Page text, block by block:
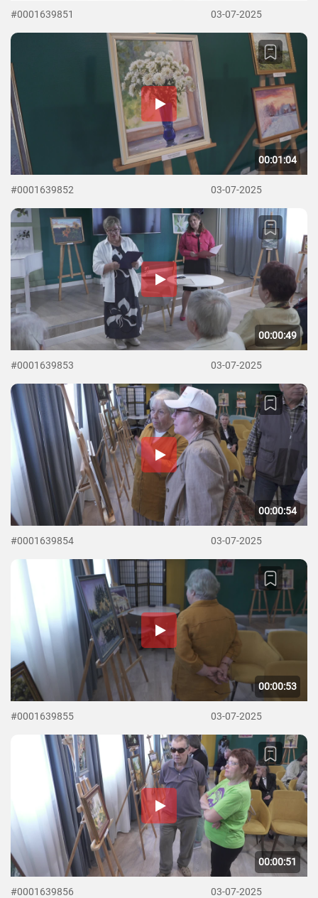
#0001639851 03-07-2025
00:01:04
#0001639852 03-07-2025
00:00:49
#0001639853 03-07-2025
00:00:54
#0001639854 03-07-2025
00:00:53
#0001639855 03-07-2025
00:00:51
#0001639856 03-07-2025